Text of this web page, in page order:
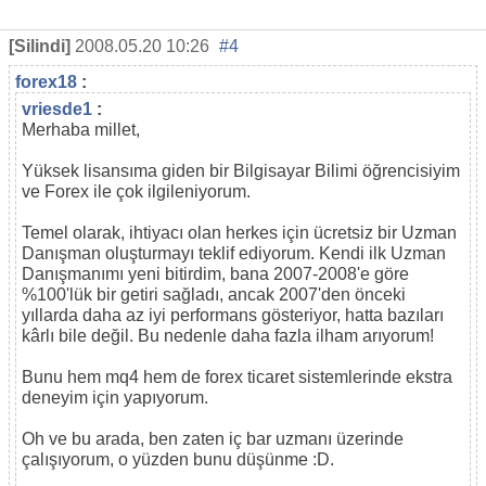
[Silindi] 2008.05.20 10:26 #4
forex18 :
vriesde1 :
Merhaba millet,
Yüksek lisansıma giden bir Bilgisayar Bilimi öğrencisiyim
ve Forex ile çok ilgileniyorum.
Temel olarak, ihtiyacı olan herkes için ücretsiz bir Uzman
Danışman oluşturmayı teklif ediyorum. Kendi ilk Uzman
Danışmanımı yeni bitirdim, bana 2007-2008'e göre
%100'lük bir getiri sağladı, ancak 2007'den önceki
yıllarda daha az iyi performans gösteriyor, hatta bazıları
kârlı bile değil. Bu nedenle daha fazla ilham arıyorum!
Bunu hem mq4 hem de forex ticaret sistemlerinde ekstra
deneyim için yapıyorum.
Oh ve bu arada, ben zaten iç bar uzmanı üzerinde
çalışıyorum, o yüzden bunu düşünme :D.